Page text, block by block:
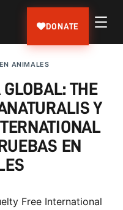
DONATE
ANIMALES
THE
Y
EN
Free International